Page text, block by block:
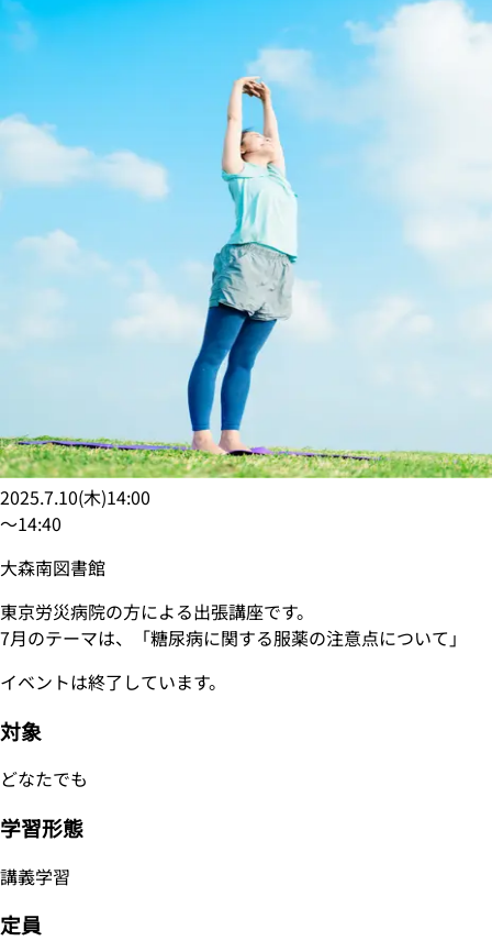
2025.7.10(木)14:00
〜14:40
大森南図書館
東京労災病院の方による出張講座です。
7月のテーマは、「糖尿病に関する服薬の注意点について」
イベントは終了しています。
対象
どなたでも
学習形態
講義学習
定員